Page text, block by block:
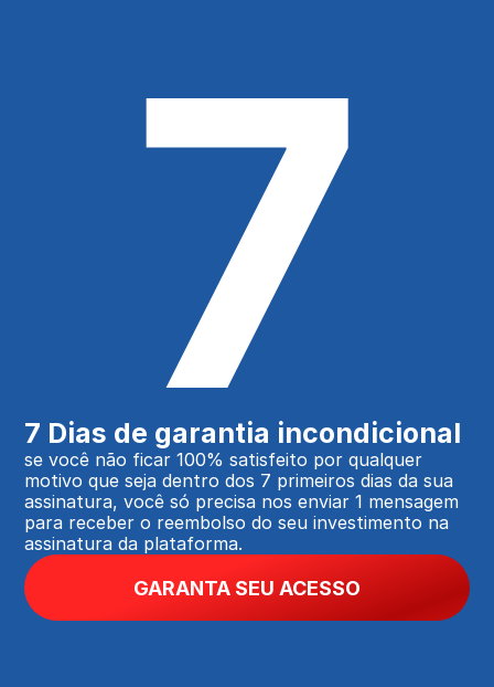
7
7 Dias de garantia incondicional
se você não ficar 100% satisfeito por qualquer
motivo que seja dentro dos 7 primeiros dias da sua
assinatura, você só precisa nos enviar 1 mensagem
para receber o reembolso do seu investimento na
assinatura da plataforma.
GARANTA SEU ACESSO